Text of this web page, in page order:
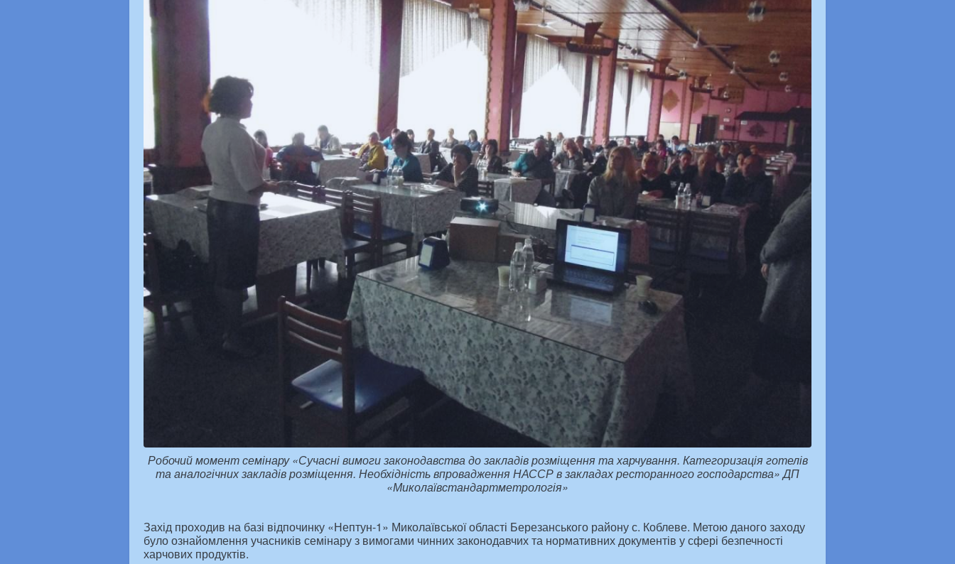
Робочий момент семінару «Сучасні вимоги законодавства до закладів розміщення та харчування. Категоризація готелів
та аналогічних закладів розміщення. Необхідність впровадження НАССР в закладах ресторанного господарства» ДП
«Миколаївстандартметрологія»
Захід проходив на базі відпочинку «Нептун-1» Миколаївської області Березанського району с. Коблеве. Метою даного заходу
було ознайомлення учасників семінару з вимогами чинних законодавчих та нормативних документів у сфері безпечності
харчових продуктів.